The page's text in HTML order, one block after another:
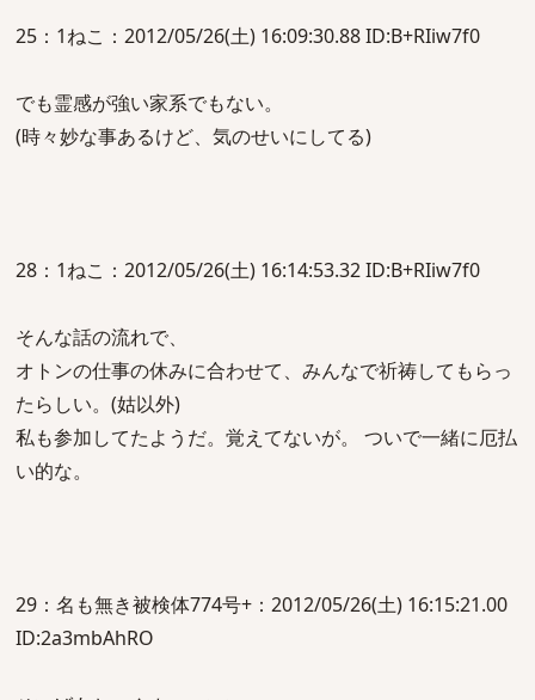
25：1ねこ：2012/05/26(土) 16:09:30.88 ID:B+RIiw7f0
でも霊感が強い家系でもない。
(時々妙な事あるけど、気のせいにしてる)
28：1ねこ：2012/05/26(土) 16:14:53.32 ID:B+RIiw7f0
そんな話の流れで、
オトンの仕事の休みに合わせて、みんなで祈祷してもらっ
たらしい。(姑以外)
私も参加してたようだ。覚えてないが。 ついで一緒に厄払
い的な。
29：名も無き被検体774号+：2012/05/26(土) 16:15:21.00
ID:2a3mbAhRO